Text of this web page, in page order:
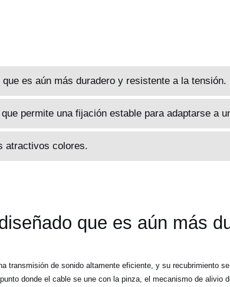
es aún más duradero y resistente a la tensión.
permite una fijación estable para adaptarse a
atractivos colores.
que es aún más
transmisión de sonido altamente eficiente, y su recubrimiento
donde el cable se une con la pinza, el mecanismo de alivio